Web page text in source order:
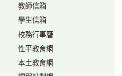
教師信箱
學生信箱
校務行事曆
性平教育網
本土教育網